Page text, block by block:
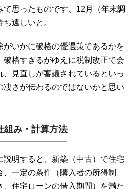
て思ったものです、12月（年末調
遠しいと。
がいかに破格の優遇策であるかを
格すぎるがゆえに税制改正で会
見直しが審議されているといっ
凄さが伝わるのではないかと思い
組み・計算方法
明すると、新築（中古）で住宅
一定の条件（購入者の所得制
、住宅ローンの借入期間）を満た